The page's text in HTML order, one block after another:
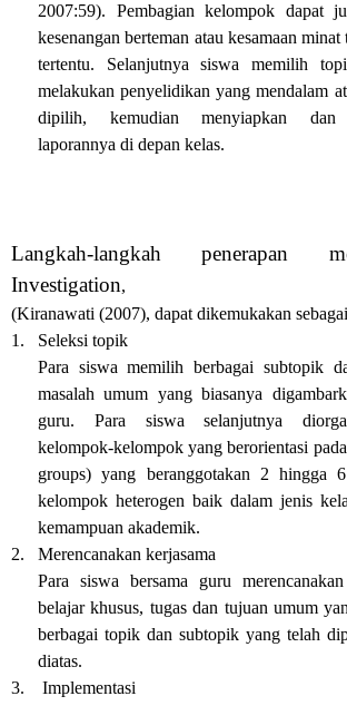
2007:59). Pembagian kelompok dapat
kesenangan berteman atau kesamaan
tertentu. Selanjutnya siswa memilih
melakukan penyelidikan yang mendalam
dipilih, kemudian menyiapkan dan
laporannya di depan kelas.
Langkah-langkah penerapan
Investigation,
(Kiranawati (2007), dapat dikemukakan
1.
Seleksi topik
Para siswa memilih berbagai subtopik
masalah umum yang biasanya
guru. Para siswa selanjutnya
kelompok-kelompok yang berorientasi
groups) yang beranggotakan 2 hingga
kelompok heterogen baik dalam jenis
kemampuan akademik.
2.
Merencanakan kerjasama
Para siswa bersama guru
belajar khusus, tugas dan tujuan umum
berbagai topik dan subtopik yang telah
diatas.
3.
Implementasi